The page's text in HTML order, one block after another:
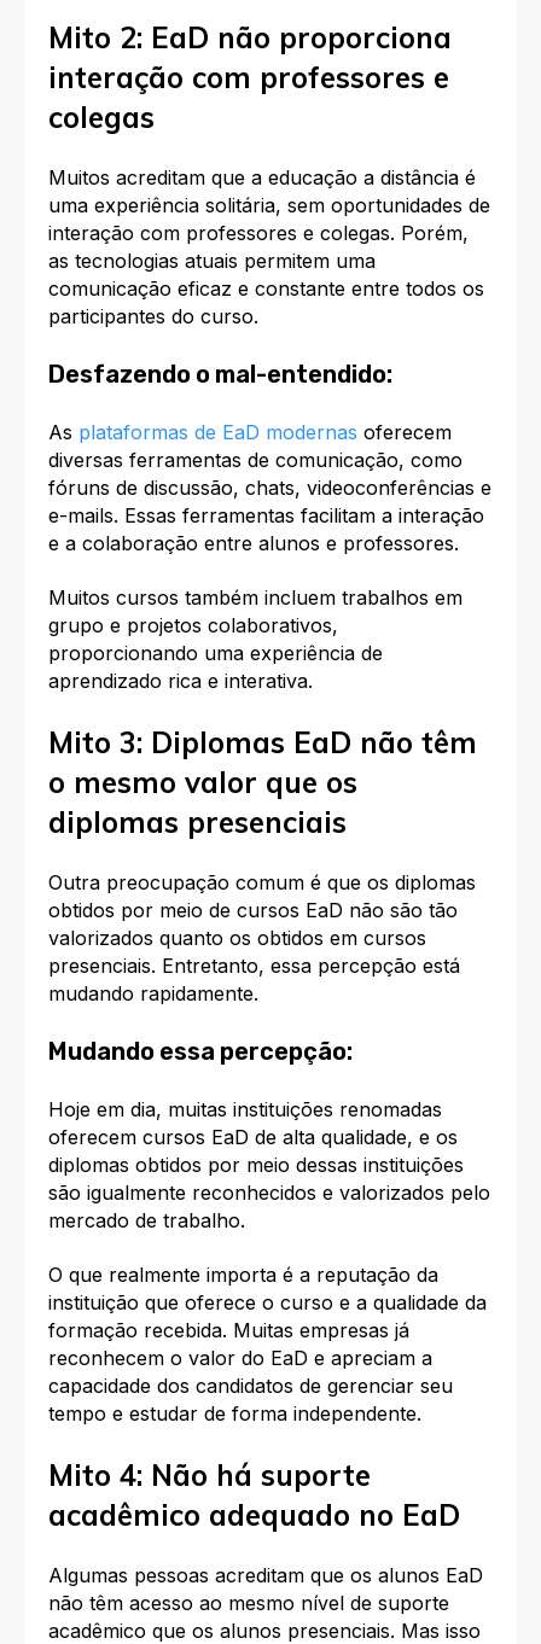
Mito 2: EaD não proporciona
interação com professores e
colegas
Muitos acreditam que a educação a distância é
uma experiência solitária, sem oportunidades de
interação com professores e colegas. Porém,
as tecnologias atuais permitem uma
comunicação eficaz e constante entre todos os
participantes do curso.
Desfazendo o mal-entendido:
As plataformas de EaD modernas oferecem
diversas ferramentas de comunicação, como
fóruns de discussão, chats, videoconferências e
e-mails. Essas ferramentas facilitam a interação
e a colaboração entre alunos e professores.
Muitos cursos também incluem trabalhos em
grupo e projetos colaborativos,
proporcionando uma experiência de
aprendizado rica e interativa.
Mito 3: Diplomas EaD não têm
o mesmo valor que os
diplomas presenciais
Outra preocupação comum é que os diplomas
obtidos por meio de cursos EaD não são tão
valorizados quanto os obtidos em cursos
presenciais. Entretanto, essa percepção está
mudando rapidamente.
Mudando essa percepção:
Hoje em dia, muitas instituições renomadas
oferecem cursos EaD de alta qualidade, e os
diplomas obtidos por meio dessas instituições
são igualmente reconhecidos e valorizados pelo
mercado de trabalho.
O que realmente importa é a reputação da
instituição que oferece o curso e a qualidade da
formação recebida. Muitas empresas já
reconhecem o valor do EaD e apreciam a
capacidade dos candidatos de gerenciar seu
tempo e estudar de forma independente.
Mito 4: Não há suporte
acadêmico adequado no EaD
Algumas pessoas acreditam que os alunos EaD
não têm acesso ao mesmo nível de suporte
acadêmico que os alunos presenciais. Mas isso